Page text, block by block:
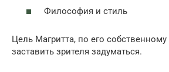
Философия и стиль
Цель Магритта, по его
заставить зрителя задуматься.